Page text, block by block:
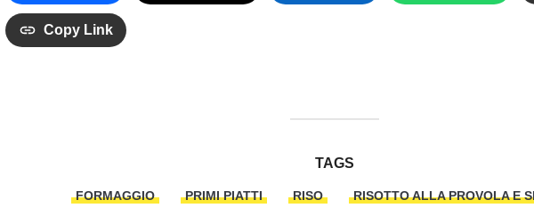
Copy Link
TAGS
FORMAGGIO PRIMI PIATTI RISO RISOTTO ALLA PROVOLA E